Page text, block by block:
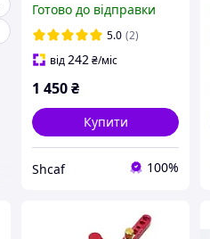
затискного
пристосування для
похилих отворів
Готово до відправки
5.0 (2)
від242₴/міс
1 450₴
Купити
Shcaf 100%